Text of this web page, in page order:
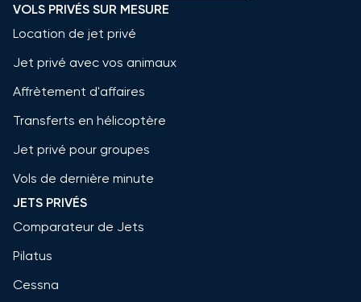
VOLS PRIVÉS SUR MESURE
Location de jet privé
Jet privé avec vos animaux
Affrètement d'affaires
Transferts en hélicoptère
Jet privé pour groupes
Vols de dernière minute
JETS PRIVÉS
Comparateur de Jets
Pilatus
Cessna